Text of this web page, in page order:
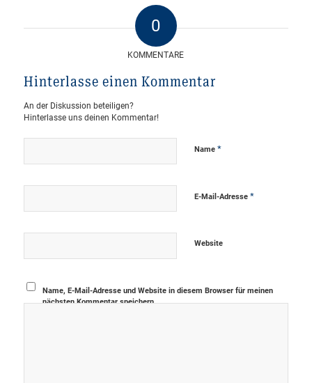
0
KOMMENTARE
Hinterlasse einen Kommentar
An der Diskussion beteiligen?
Hinterlasse uns deinen Kommentar!
Name *
E-Mail-Adresse *
Website
Name, E-Mail-Adresse und Website in diesem Browser für meinen
nächsten Kommentar speichern.